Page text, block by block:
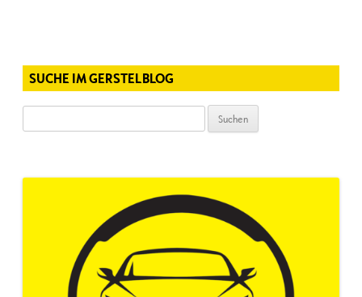
SUCHE IM GERSTELBLOG
nach: